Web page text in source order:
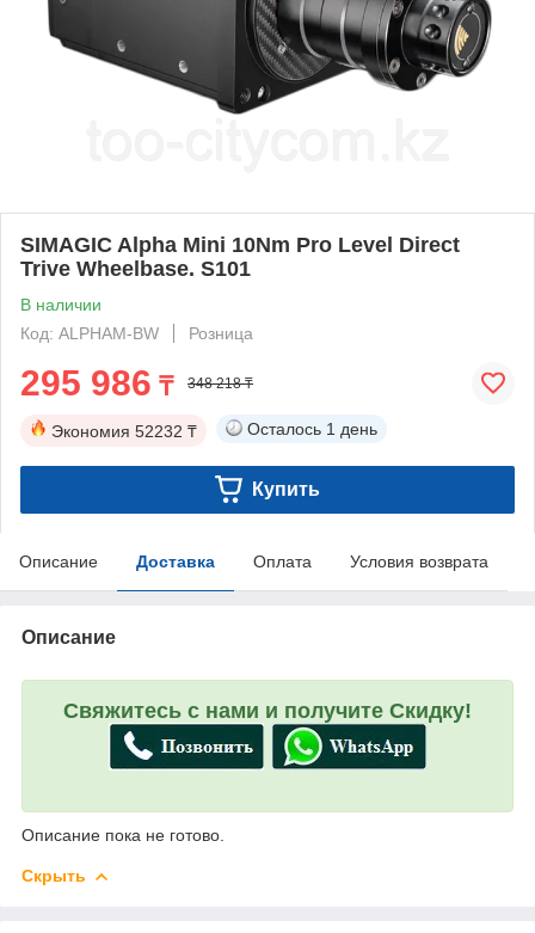
SIMAGIC Alpha Mini 10Nm Pro Level Direct
Trive Wheelbase. S101
В наличии
Код: ALPHAM-BW
Розница
295 986 ₸ 348 218 ₸
Экономия 52232 ₸ Осталось 1 день
Купить
Описание Доставка Оплата Условия возврата
Описание
Свяжитесь с нами и получите Скидку!
Описание пока не готово.
Скрыть